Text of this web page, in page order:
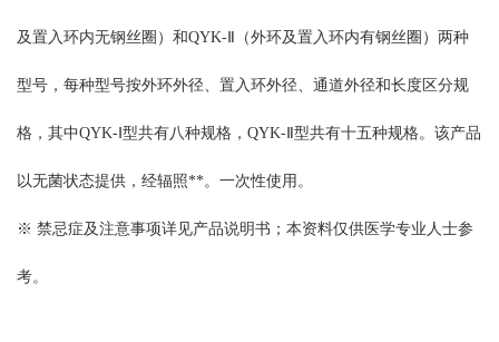
及置入环内无钢丝圈）和QYK-Ⅱ（外环及置入环内有钢丝圈）两种
型号，每种型号按外环外径、置入环外径、通道外径和长度区分规
格，其中QYK-Ⅰ型共有八种规格，QYK-Ⅱ型共有十五种规格。该产品
以无菌状态提供，经辐照**。一次性使用。
※ 禁忌症及注意事项详见产品说明书；本资料仅供医学专业人士参
考。